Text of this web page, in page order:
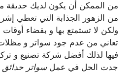
من الممكن أن يكون لديك حديقة
من الزهور الجذابة التي تعطي
ولكن لا تستمتع بها و بقضاء
تعاني من عدم جود سواتر و
فيها لذلك أفضل شركة تصنيع و
جدت الحل في عملسواتر حدائق